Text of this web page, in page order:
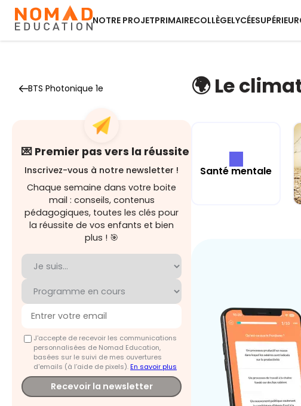
NOTRE PROJETPRIMAIRECOLLÈGELYCÉESUPÉRIEUR
BTS Photonique 1e
💌 Premier pas vers la réussite
Inscrivez-vous à notre newsletter !
Chaque semaine dans votre boite
mail : conseils, contenus
pédagogiques, toutes les clés pour
la réussite de vos enfants et bien
plus ! 🎯
J'accepte de recevoir les communications
personnalisées de Nomad Education,
basées sur le suivi de mes ouvertures
d'emails (à l’aide de pixels).En savoir plus
Recevoir la newsletter
🌍 Le
Santé mentale